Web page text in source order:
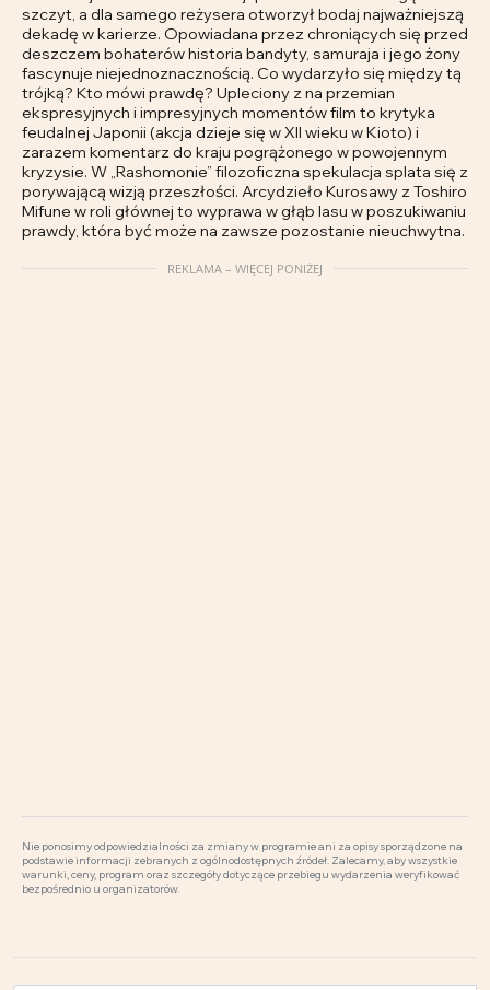
szczyt, a dla samego reżysera otworzył bodaj najważniejszą
dekadę w karierze. Opowiadana przez chroniących się przed
deszczem bohaterów historia bandyty, samuraja i jego żony
fascynuje niejednoznacznością. Co wydarzyło się między tą
trójką? Kto mówi prawdę? Upleciony z na przemian
ekspresyjnych i impresyjnych momentów film to krytyka
feudalnej Japonii (akcja dzieje się w XII wieku w Kioto) i
zarazem komentarz do kraju pogrążonego w powojennym
kryzysie. W „Rashomonie” filozoficzna spekulacja splata się z
porywającą wizją przeszłości. Arcydzieło Kurosawy z Toshiro
Mifune w roli głównej to wyprawa w głąb lasu w poszukiwaniu
prawdy, która być może na zawsze pozostanie nieuchwytna.
REKLAMA – WIĘCEJ PONIŻEJ
Nie ponosimy odpowiedzialności za zmiany w programie ani za opisy sporządzone na
podstawie informacji zebranych z ogólnodostępnych źródeł. Zalecamy, aby wszystkie
warunki, ceny, program oraz szczegóły dotyczące przebiegu wydarzenia weryfikować
bezpośrednio u organizatorów.